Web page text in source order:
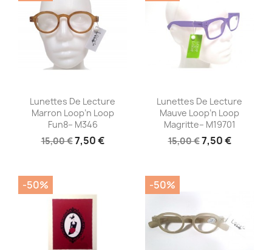
Aperçu rapide
Lunettes De Lecture
Marron Loop’n Loop
Fun8– M346
15,00 €7,50 €
Aperçu rapide
Lunettes De Lecture
Mauve Loop’n Loop
Magritte– M19701
15,00 €7,50 €
-50% -50%